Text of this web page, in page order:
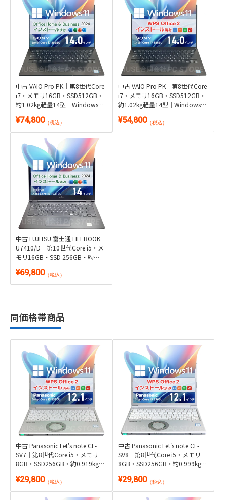
中古 VAIO Pro PK｜第8世代Core
i7・メモリ16GB・SSD512GB・
約1.02kg軽量14型｜Windows
¥74,800（税込）
中古 VAIO Pro PK｜第8世代Core
i7・メモリ16GB・SSD512GB・
約1.02kg軽量14型｜Windows
¥54,800（税込）
中古 FUJITSU 富士通 LIFEBOOK
U7410/D｜第10世代Core i5・メ
モリ16GB・SSD 256GB・約
Microsoft Office 2024付き
¥69,800（税込）
同価格帯商品
中古 Panasonic Let's note CF-
SV7｜第8世代Core i5・メモリ
8GB・SSD256GB・約0.919kg超
2付き
¥29,800（税込）
中古 Panasonic Let's note CF-
SV8｜第8世代Core i5・メモリ
8GB・SSD256GB・約0.999kg軽
WPS Office 2付き
¥29,800（税込）